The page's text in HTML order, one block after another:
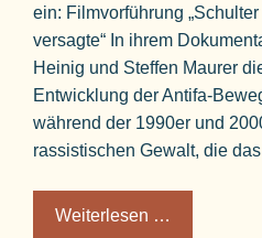
ein: Filmvorführung
versagte“ In ihrem
Heinig und Steffen Maurer
Entwicklung der Antifa-
während der 1990er und
rassistischen Gewalt, die
Weiterlesen …